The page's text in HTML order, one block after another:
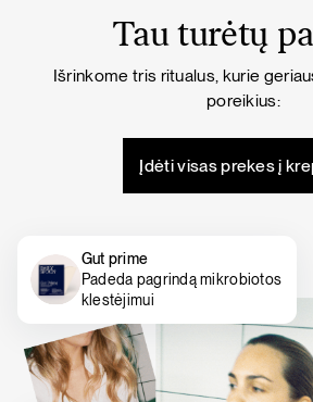
Tau turėtų
Išrinkome tris ritualus, kurie
poreikius:
Įdėti visas prekes į
Gut prime
Padeda pagrindą mikrobiotos
klestėjimui